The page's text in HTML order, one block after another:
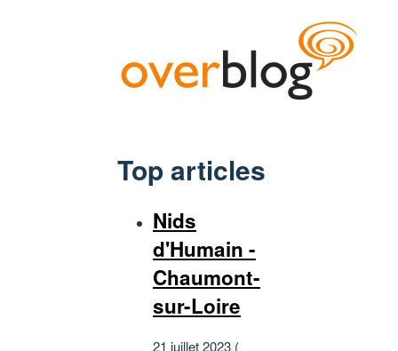
Top articles
Nids
d'Humain -
Chaumont-
sur-Loire
21 juillet 2023 (